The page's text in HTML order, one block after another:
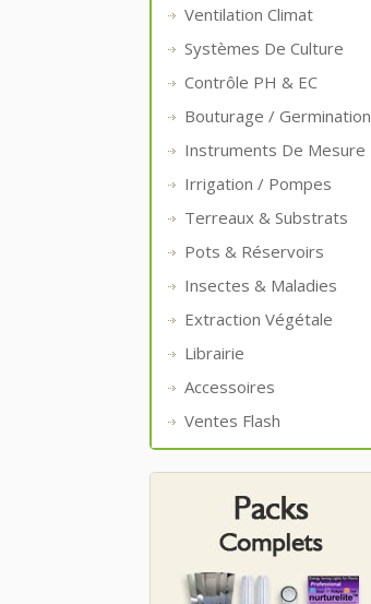
Ventilation Climat
Systèmes De Culture
Contrôle PH & EC
Bouturage / Germination
Instruments De Mesure
Irrigation / Pompes
Terreaux & Substrats
Pots & Réservoirs
Insectes & Maladies
Extraction Végétale
Librairie
Accessoires
Ventes Flash